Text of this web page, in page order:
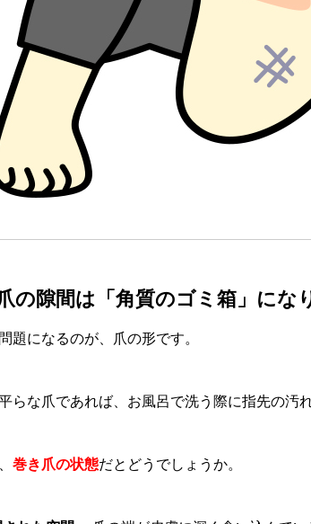
の隙間は「角質のゴミ箱」にな
題になるのが、爪の形です。
らな爪であれば、お風呂で洗う際に指先の汚
巻き爪の状態だとどうでしょうか。